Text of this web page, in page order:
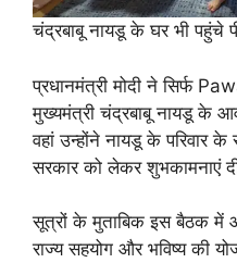
चंद्रबाबू नायडू के घर भी पहुंचे
प्रधानमंत्री मोदी ने सिर्फ
मुख्यमंत्री चंद्रबाबू नायडू के
वहां उन्होंने नायडू के परिवार
सरकार को लेकर शुभकामनाएं
सूत्रों के मुताबिक इस बैठक
राज्य सहयोग और भविष्य की